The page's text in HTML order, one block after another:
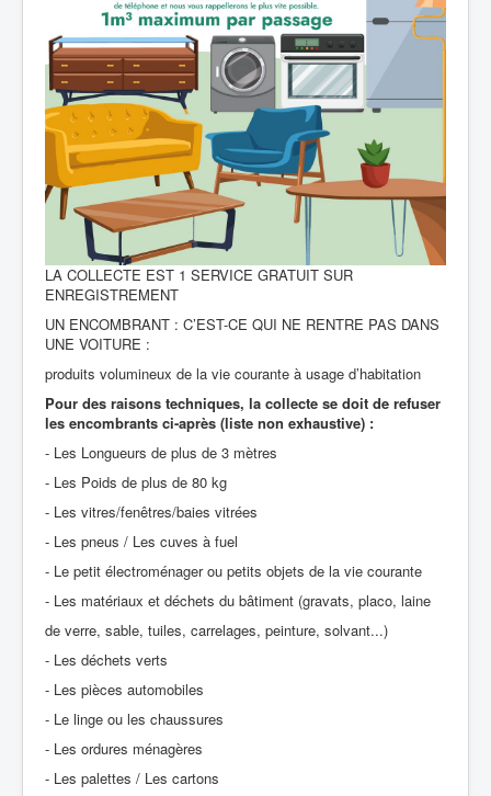
LA COLLECTE EST 1 SERVICE GRATUIT SUR
ENREGISTREMENT
UN ENCOMBRANT : C’EST-CE QUI NE RENTRE PAS DANS
UNE VOITURE :
produits volumineux de la vie courante à usage d’habitation
Pour des raisons techniques, la collecte se doit de refuser
les encombrants ci-après (liste non exhaustive) :
- Les Longueurs de plus de 3 mètres
- Les Poids de plus de 80 kg
- Les vitres/fenêtres/baies vitrées
- Les pneus / Les cuves à fuel
- Le petit électroménager ou petits objets de la vie courante
- Les matériaux et déchets du bâtiment (gravats, placo, laine
de verre, sable, tuiles, carrelages, peinture, solvant...)
- Les déchets verts
- Les pièces automobiles
- Le linge ou les chaussures
- Les ordures ménagères
- Les palettes / Les cartons